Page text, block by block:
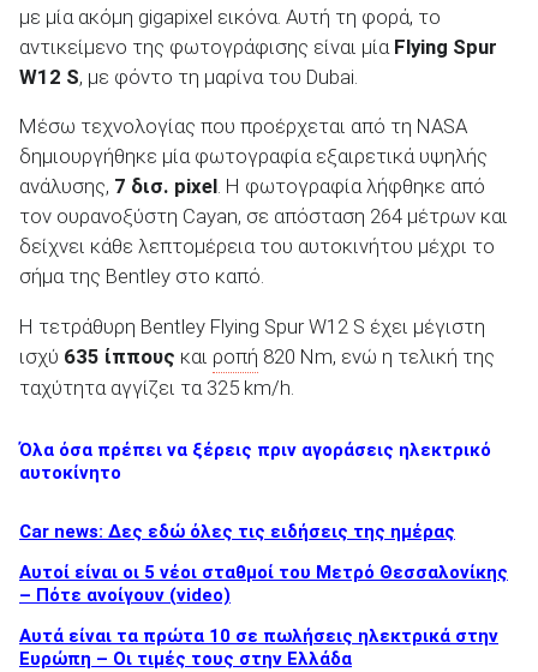
Μεταχειρισμένα
ΑΝΑΖΗΤΗΣΗ
ΑΝΑΖΗΤΗΣΗ
με μία ακόμη gigapixel εικόνα. Αυτή τη φορά, το
αντικείμενο της φωτογράφισης είναι μία Flying Spur
W12 S, με φόντο τη μαρίνα του Dubai.
Μέσω τεχνολογίας που προέρχεται από τη NASA
δημιουργήθηκε μία φωτογραφία εξαιρετικά υψηλής
ανάλυσης, 7 δισ. pixel. Η φωτογραφία λήφθηκε από
τον ουρανοξύστη Cayan, σε απόσταση 264 μέτρων και
δείχνει κάθε λεπτομέρεια του αυτοκινήτου μέχρι το
σήμα της Bentley στο καπό.
Η τετράθυρη Bentley Flying Spur W12 S έχει μέγιστη
ισχύ 635 ίππους και ροπή 820 Nm, ενώ η τελική της
ταχύτητα αγγίζει τα 325 km/h.
Όλα όσα πρέπει να ξέρεις πριν αγοράσεις ηλεκτρικό
αυτοκίνητο
Car news: Δες εδώ όλες τις ειδήσεις της ημέρας
Αυτοί είναι οι 5 νέοι σταθμοί του Μετρό Θεσσαλονίκης
– Πότε ανοίγουν (video)
Αυτά είναι τα πρώτα 10 σε πωλήσεις ηλεκτρικά στην
Ευρώπη – Οι τιμές τους στην Ελλάδα